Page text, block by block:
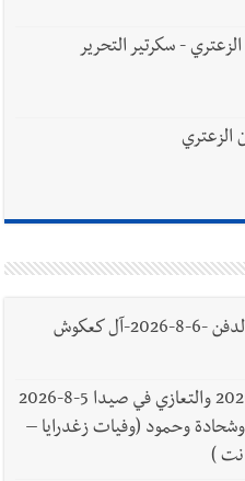
- سكرتير التحرير
وفاة الحاجة رقية محمد حمودة -الدفن -6-8-2026-آل كعكوش
وفاة مصطفى محمد موسى 3-8-2026 والتعازي في صيدا 5-8-2026
وحمود (وفيات زغدرايا –
)